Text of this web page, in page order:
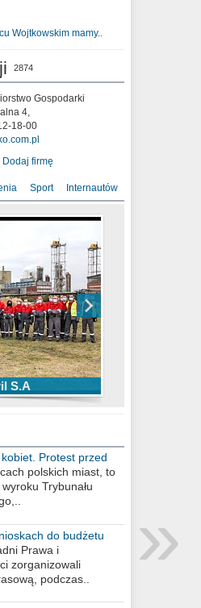
Wojtkowskim mamy..
2874
Gospodarki
4,
18-00
Dodaj firmę
Sport Internautów
S.A
Włocławek
w BCL
strach
FOOTAGE
VIII
r.
Protest przed
PiSpolskich miast, to
Trybunału
do budżetu
rokPrawa i
zorganizowali
podczas..
»